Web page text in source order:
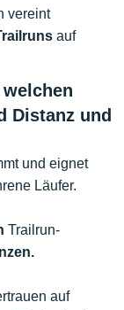
vereint
auf
Distanz und
und eignet
Läufer.
Trailrun-
auf